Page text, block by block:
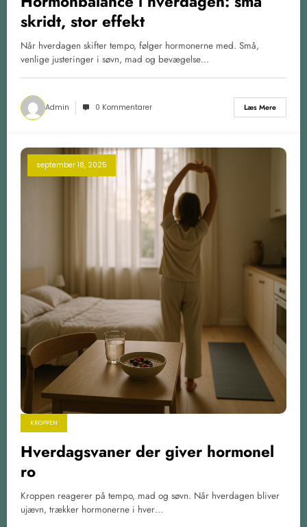
skridt, stor effekt
Når hverdagen skifter tempo, følger hormonerne med. Små,
venlige justeringer i søvn, mad og bevægelse…
Admin 0 Kommentarer Læs Mere
september 18, 2025
KROPPEN
Hverdagsvaner der giver hormonel
ro
Kroppen reagerer på tempo, mad og søvn. Når hverdagen bliver
ujævn, trækker hormonerne i hver…